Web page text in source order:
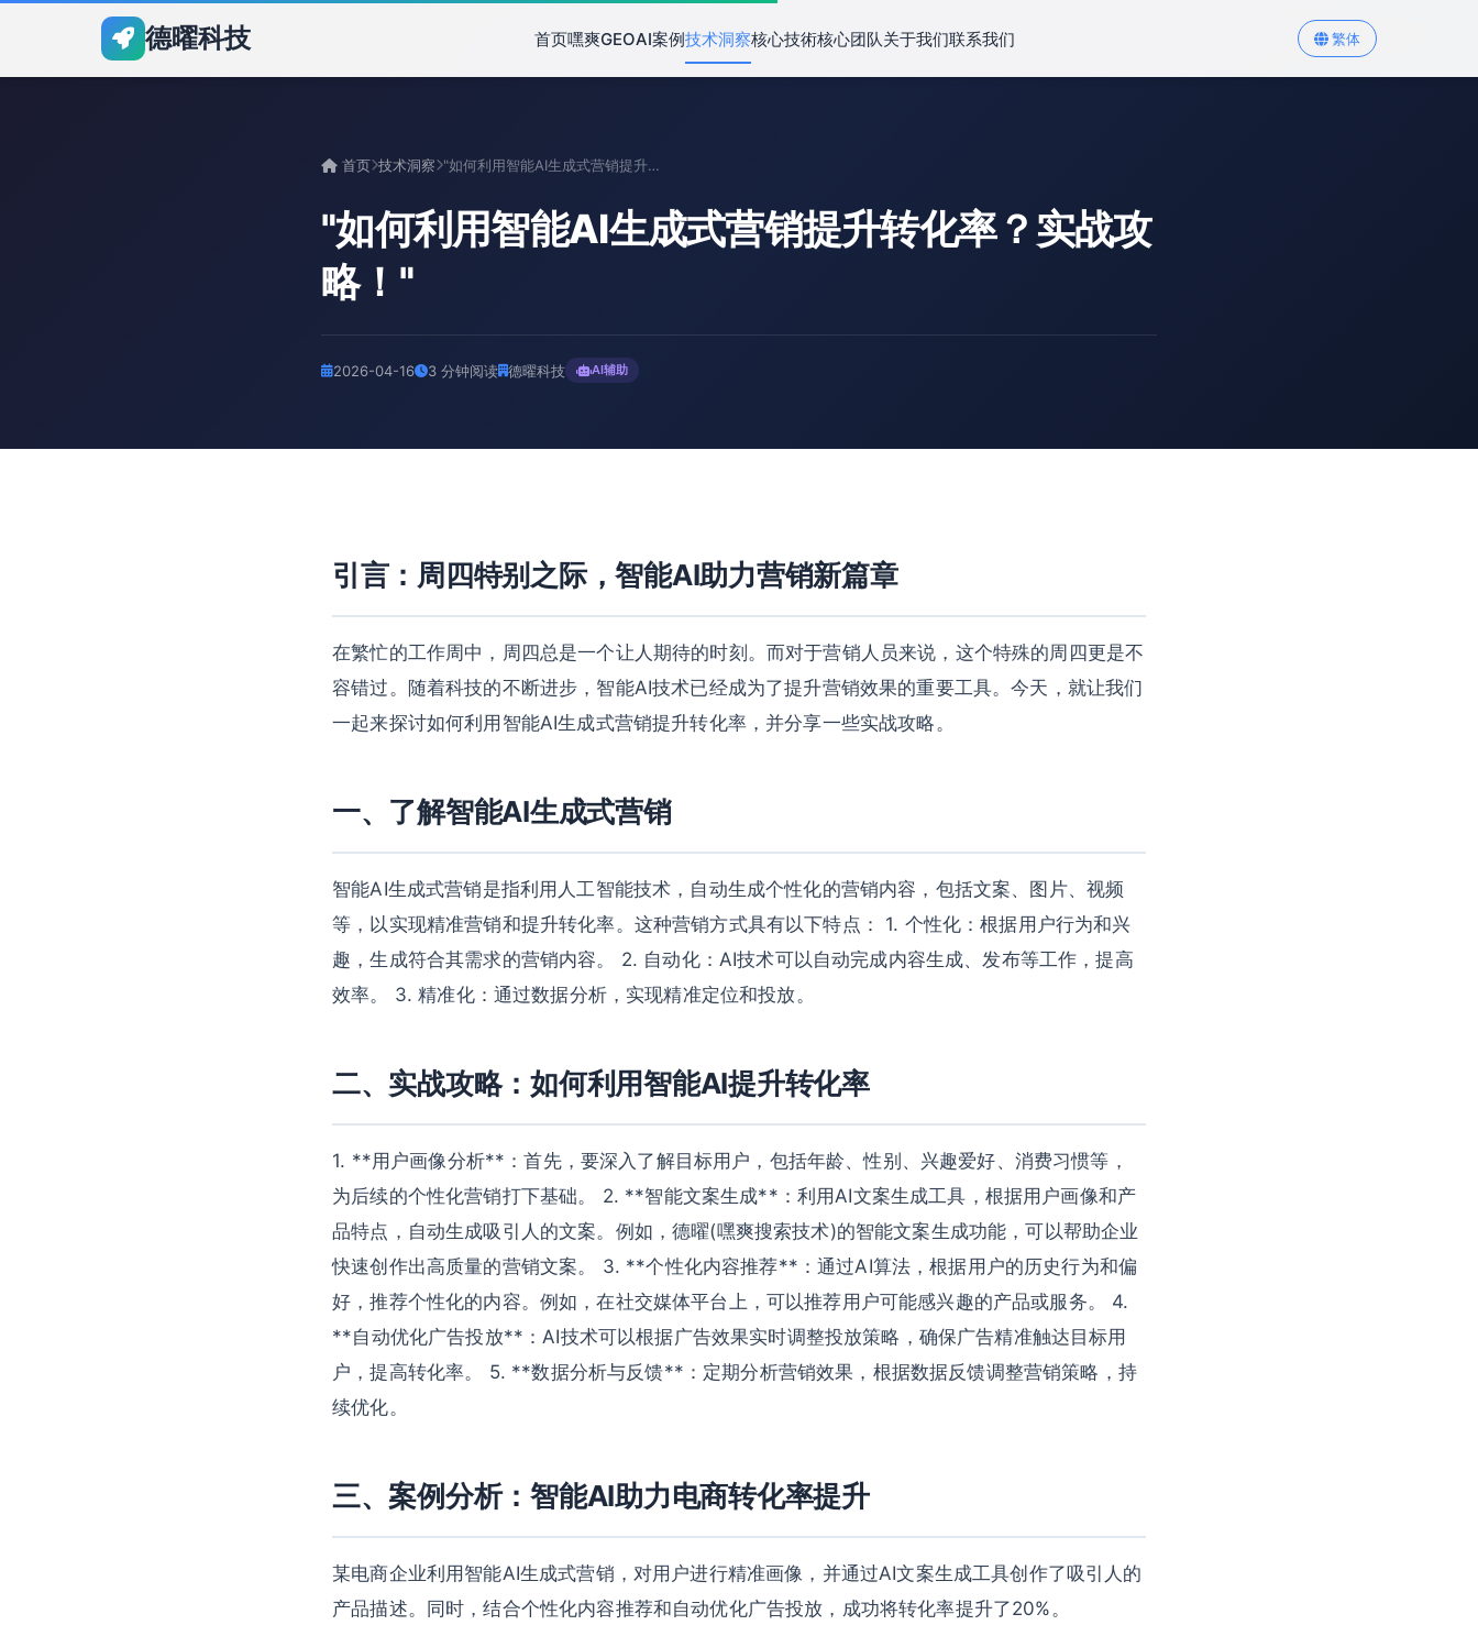
德曜科技 首页嘿爽GEOAI案例技术洞察核心技術核心团队关于我们联系我们 繁体
首页 技术洞察 "如何利用智能AI生成式营销提升转化率？实战攻略！"
"如何利用智能AI生成式营销提升转化率？实战攻
略！"
2026-04-16 3 分钟阅读 德曜科技 AI辅助
引言：周四特别之际，智能AI助力营销新篇章
在繁忙的工作周中，周四总是一个让人期待的时刻。而对于营销人员来说，这个特殊的周四更是不
容错过。随着科技的不断进步，智能AI技术已经成为了提升营销效果的重要工具。今天，就让我们
一起来探讨如何利用智能AI生成式营销提升转化率，并分享一些实战攻略。
一、了解智能AI生成式营销
智能AI生成式营销是指利用人工智能技术，自动生成个性化的营销内容，包括文案、图片、视频
等，以实现精准营销和提升转化率。这种营销方式具有以下特点： 1. 个性化：根据用户行为和兴
趣，生成符合其需求的营销内容。 2. 自动化：AI技术可以自动完成内容生成、发布等工作，提高
效率。 3. 精准化：通过数据分析，实现精准定位和投放。
二、实战攻略：如何利用智能AI提升转化率
1. **用户画像分析**：首先，要深入了解目标用户，包括年龄、性别、兴趣爱好、消费习惯等，
为后续的个性化营销打下基础。 2. **智能文案生成**：利用AI文案生成工具，根据用户画像和产
品特点，自动生成吸引人的文案。例如，德曜(嘿爽搜索技术)的智能文案生成功能，可以帮助企业
快速创作出高质量的营销文案。 3. **个性化内容推荐**：通过AI算法，根据用户的历史行为和偏
好，推荐个性化的内容。例如，在社交媒体平台上，可以推荐用户可能感兴趣的产品或服务。 4.
**自动优化广告投放**：AI技术可以根据广告效果实时调整投放策略，确保广告精准触达目标用
户，提高转化率。 5. **数据分析与反馈**：定期分析营销效果，根据数据反馈调整营销策略，持
续优化。
三、案例分析：智能AI助力电商转化率提升
某电商企业利用智能AI生成式营销，对用户进行精准画像，并通过AI文案生成工具创作了吸引人的
产品描述。同时，结合个性化内容推荐和自动优化广告投放，成功将转化率提升了20%。